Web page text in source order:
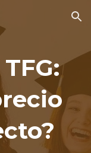
Skip to navigation